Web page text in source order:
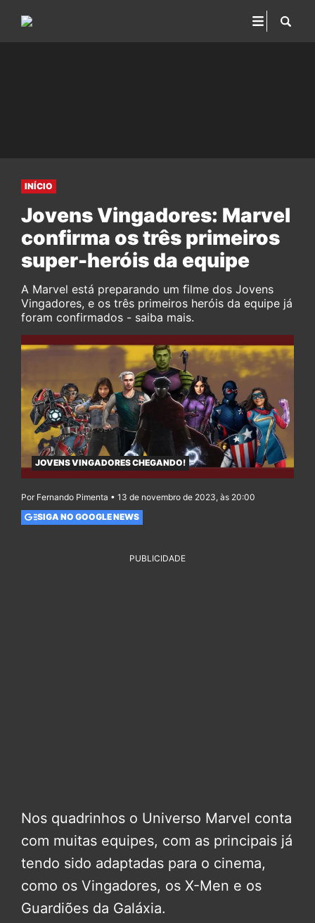
INÍCIO
Jovens Vingadores: Marvel
confirma os três primeiros
super-heróis da equipe
A Marvel está preparando um filme dos Jovens
Vingadores, e os três primeiros heróis da equipe já
foram confirmados - saiba mais.
JOVENS VINGADORES CHEGANDO!
Por Fernando Pimenta • 13 de novembro de 2023, às 20:00
SIGA NO GOOGLE NEWS
PUBLICIDADE
Nos quadrinhos o Universo Marvel conta
com muitas equipes, com as principais já
tendo sido adaptadas para o cinema,
como os Vingadores, os X-Men e os
Guardiões da Galáxia.